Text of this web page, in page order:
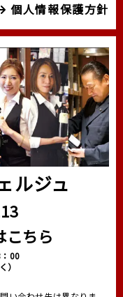
個人情報保護方針
ルジュ
ちら
00
）